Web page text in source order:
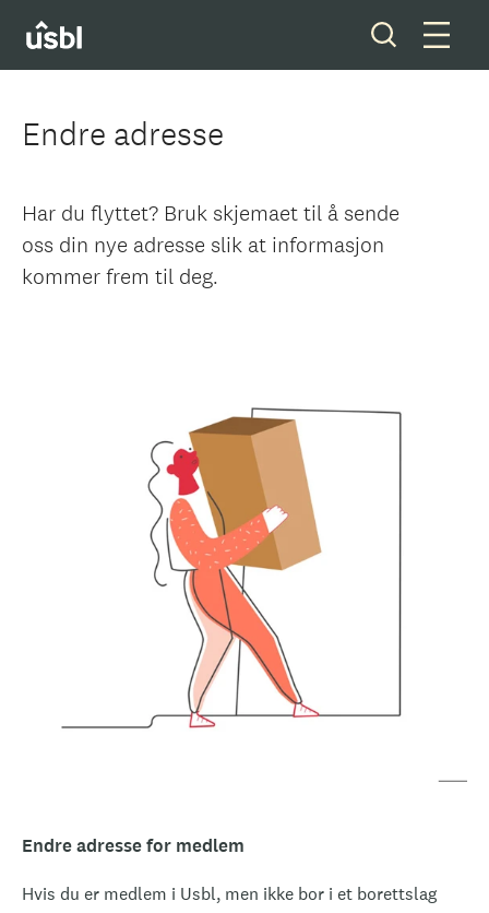
Boliger og tomter
Ditt styreverv
Endre adresse
Har du flyttet? Bruk skjemaet til å sende
oss din nye adresse slik at informasjon
kommer frem til deg.
Endre adresse for medlem
Hvis du er medlem i Usbl, men ikke bor i et borettslag